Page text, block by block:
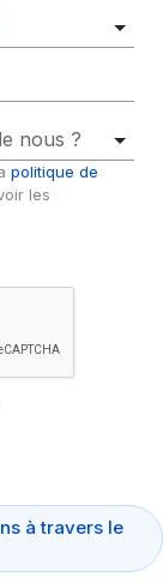
nous ?
politique de
les
à travers le